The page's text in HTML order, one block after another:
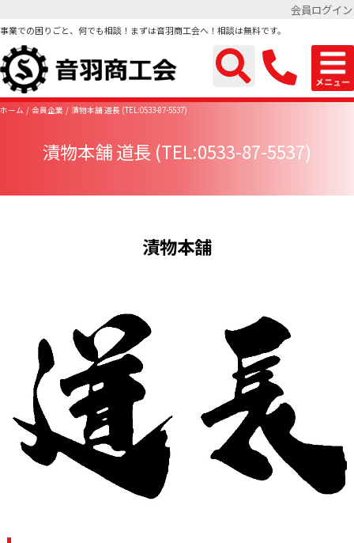
会員ログイン
事業での困りごと、何でも相談！まずは音羽商工会へ！相談は無料です。
ホーム 会員企業 漬物本舗 道長 (TEL:0533-87-5537)
漬物本舗 道長 (TEL:0533-87-5537)
漬物本舗